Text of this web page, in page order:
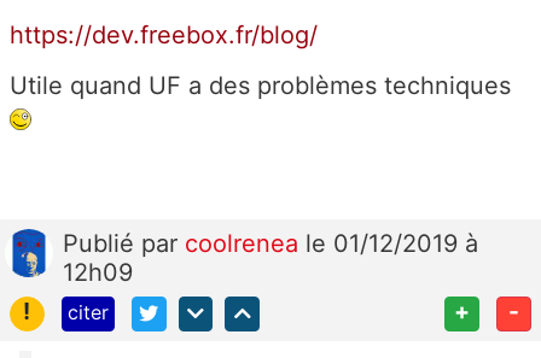
https://dev.freebox.fr/blog/
Utile quand UF a des problèmes techniques
Publié par coolrenea le 01/12/2019 à
12h09
!
citer + -